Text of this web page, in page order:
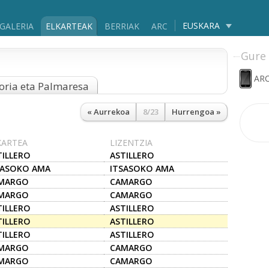
GALERIA ELKARTEAK BERRIAK ARC EUSKARA
eta Palmaresa
« Aurrekoa 8/23 Hurrengoa »
LIZENTZIA
ASTILLERO
AMA
ITSASOKO AMA
CAMARGO
CAMARGO
ASTILLERO
ASTILLERO
ASTILLERO
CAMARGO
CAMARGO